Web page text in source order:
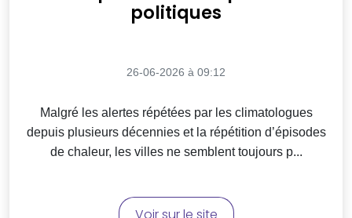
politiques
26-06-2026 à 09:12
Malgré les alertes répétées par les climatologues
depuis plusieurs décennies et la répétition d’épisodes
de chaleur, les villes ne semblent toujours p...